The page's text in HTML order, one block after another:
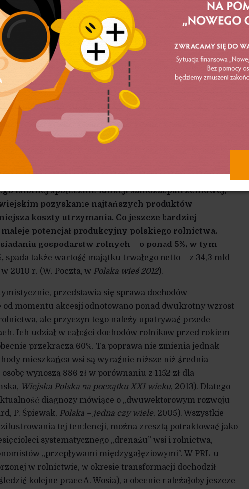
lecz wskutek określonych decyzji
polskiego rolnictwa Wspólną Polityką Rolną przynosi
Trudno się z tym jednak zgodzić, pamiętając
i „kwotach” wyznaczanych polskim producentom
się do wspólnego rynku. Skutek tych wszystkich
dlatego produkcja rolna w Polsce realnie spada. W 1990 r.
wynosiła 79 mln, a po niespełna dwu dekadach
– „Realia” 6/2008).
Najnowsze dane także pokazują,
zbóż, ziemniaków i warzyw oraz hodowla trzody
postępuje proces koncentracji upraw
o wypieraniu z rynku małych gospodarstw
na skalę uprzemysłowioną. Odbywa się
istotnej społecznie funkcji samozaopatrzeniowej,
pozyskanie najtańszych produktów
koszty utrzymania. Co jeszcze bardziej
potencjał produkcyjny polskiego rolnictwa.
gospodarstw rolnych – o ponad 5%, w tym
spada także wartość majątku trwałego netto – z 34,3 mld
2010 r. (W. Poczta, w Polska wieś 2012).
przedstawia się sprawa dochodów
od momentu akcesji odnotowano ponad dwukrotny wzrost
ale przyczyn tego należy upatrywać przede
Ich udział w całości dochodów rolników przed rokiem
przekracza 60%. Ta poprawa nie zmienia jednak
mieszkańca wsi są wyraźnie niższe niż średnia
wynoszą 886 zł w porównaniu z 1152 zł dla
Wiejska Polska na początku XXI wieku, 2013). Dlatego
diagnozy mówiące o „dwuwektorowym rozwoju
P. Śpiewak, Polska – jedna czy wiele, 2005). Wszystkie
zilustrowania tej tendencji, można zresztą potraktować jako
systematycznego „drenażu” wsi i rolnictwa,
„przepływami międzygałęziowymi”. W PRL-u
w rolnictwie, w okresie transformacji dochodził
kolejne prace A. Wosia), a obecnie należałoby jeszcze